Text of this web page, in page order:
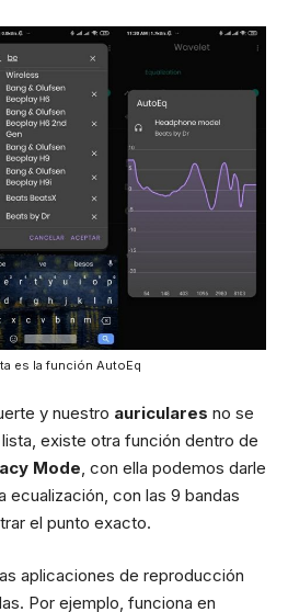
es la función AutoEq
y nuestro auriculares no se
existe otra función dentro de
Mode, con ella podemos darle
ecualización, con las 9 bandas
el punto exacto.
aplicaciones de reproducción
Por ejemplo, funciona en